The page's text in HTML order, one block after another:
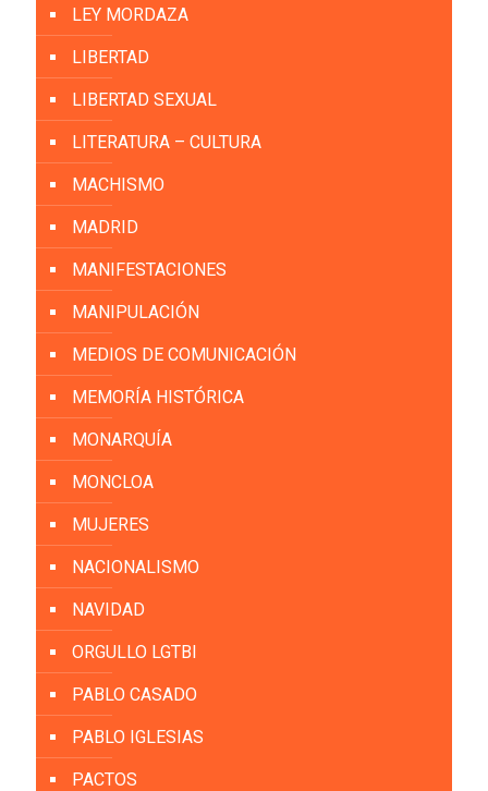
LEY MORDAZA
LIBERTAD
LIBERTAD SEXUAL
LITERATURA – CULTURA
MACHISMO
MADRID
MANIFESTACIONES
MANIPULACIÓN
MEDIOS DE COMUNICACIÓN
MEMORÍA HISTÓRICA
MONARQUÍA
MONCLOA
MUJERES
NACIONALISMO
NAVIDAD
ORGULLO LGTBI
PABLO CASADO
PABLO IGLESIAS
PACTOS